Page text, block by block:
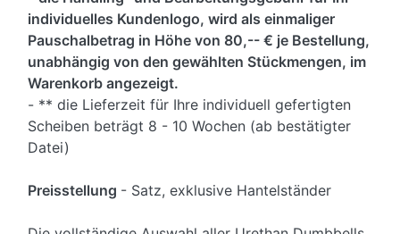
individuelles Kundenlogo, wird als einmaliger
Pauschalbetrag in Höhe von 80,-- € je Bestellung,
unabhängig von den gewählten Stückmengen, im
Warenkorb angezeigt.
- ** die Lieferzeit für Ihre individuell gefertigten
Scheiben beträgt 8 - 10 Wochen (ab bestätigter
Datei)
Preisstellung - Satz, exklusive Hantelständer